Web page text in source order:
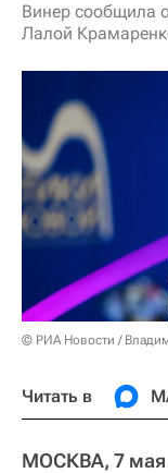
Винер сообщила
Лалой
© РИА Новости /
Читать в
МОСКВА, 7 мая